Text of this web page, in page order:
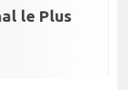
le Plus